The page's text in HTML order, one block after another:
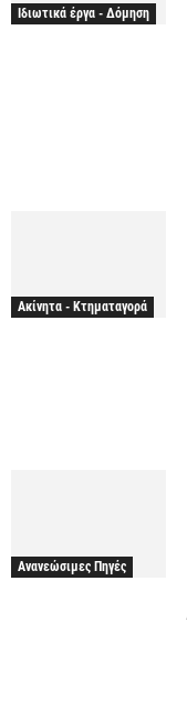
Ιδιωτικά έργα - Δόμηση
Ακίνητα - Κτηματαγορά
Ανανεώσιμες Πηγές